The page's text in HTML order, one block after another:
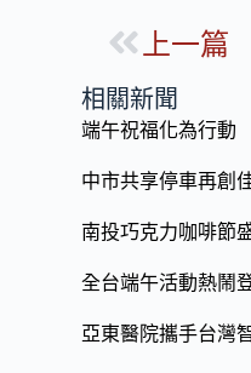
上一篇
相關新聞
端午祝福化為行動
中市共享停車再創
南投巧克力咖啡節
全台端午活動熱鬧
亞東醫院攜手台灣